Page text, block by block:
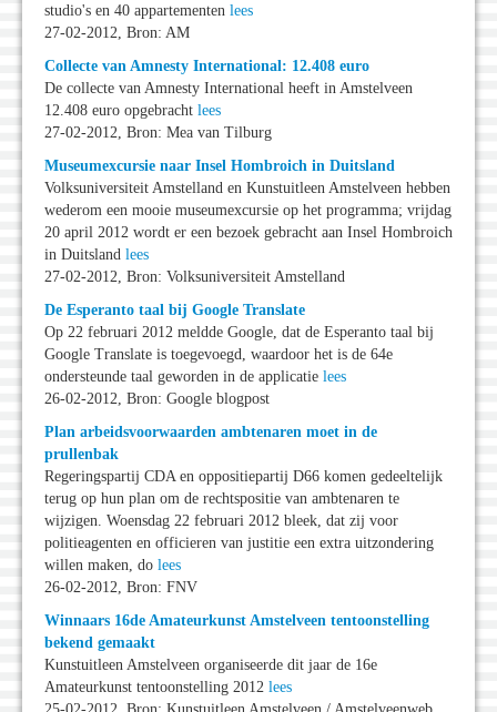
studio's en 40 appartementen lees
27-02-2012, Bron: AM
Collecte van Amnesty International: 12.408 euro
De collecte van Amnesty International heeft in Amstelveen
12.408 euro opgebracht lees
27-02-2012, Bron: Mea van Tilburg
Museumexcursie naar Insel Hombroich in Duitsland
Volksuniversiteit Amstelland en Kunstuitleen Amstelveen hebben
wederom een mooie museumexcursie op het programma; vrijdag
20 april 2012 wordt er een bezoek gebracht aan Insel Hombroich
in Duitsland lees
27-02-2012, Bron: Volksuniversiteit Amstelland
De Esperanto taal bij Google Translate
Op 22 februari 2012 meldde Google, dat de Esperanto taal bij
Google Translate is toegevoegd, waardoor het is de 64e
ondersteunde taal geworden in de applicatie lees
26-02-2012, Bron: Google blogpost
Plan arbeidsvoorwaarden ambtenaren moet in de
prullenbak
Regeringspartij CDA en oppositiepartij D66 komen gedeeltelijk
terug op hun plan om de rechtspositie van ambtenaren te
wijzigen. Woensdag 22 februari 2012 bleek, dat zij voor
politieagenten en officieren van justitie een extra uitzondering
willen maken, do lees
26-02-2012, Bron: FNV
Winnaars 16de Amateurkunst Amstelveen tentoonstelling
bekend gemaakt
Kunstuitleen Amstelveen organiseerde dit jaar de 16e
Amateurkunst tentoonstelling 2012 lees